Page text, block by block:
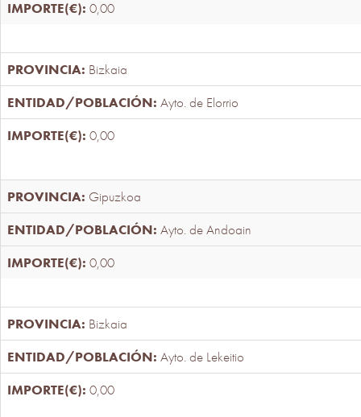
0,00
Bizkaia
Ayto. de Elorrio
0,00
Gipuzkoa
Ayto. de Andoain
0,00
Bizkaia
Ayto. de Lekeitio
0,00